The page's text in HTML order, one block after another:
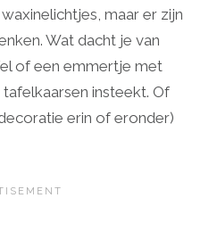
maar er zijn
Wat dacht je van
of een emmertje met
insteekt. Of
erin of eronder)